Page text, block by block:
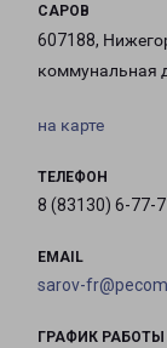
САРОВ
607188,
коммунальная
на карте
ТЕЛЕФОН
8 (83130) 6-77-
EMAIL
sarov-
ГРАФИК РАБОТЫ